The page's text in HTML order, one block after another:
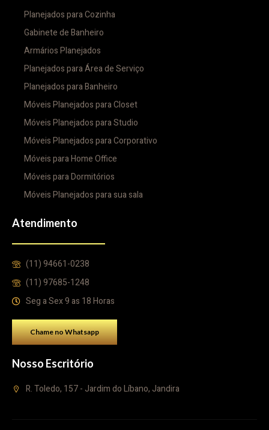
Planejados para Cozinha
Gabinete de Banheiro
Armários Planejados
Planejados para Área de Serviço
Planejados para Banheiro
Móveis Planejados para Closet
Móveis Planejados para Studio
Móveis Planejados para Corporativo
Móveis para Home Office
Móveis para Dormitórios
Móveis Planejados para sua sala
Atendimento
(11) 94661-0238
(11) 97685-1248
Seg a Sex 9 as 18 Horas
Chame no Whatsapp
Nosso Escritório
R. Toledo, 157 - Jardim do Líbano, Jandira